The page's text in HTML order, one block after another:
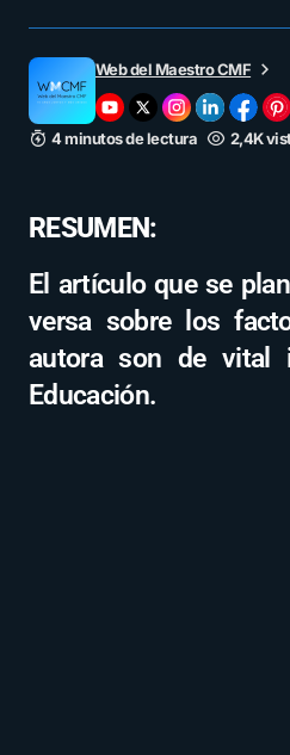
Web del Maestro CMF
4 minutos de lectura 2,4K
RESUMEN:
El artículo que se
versa sobre los
autora son de vital
Educación.